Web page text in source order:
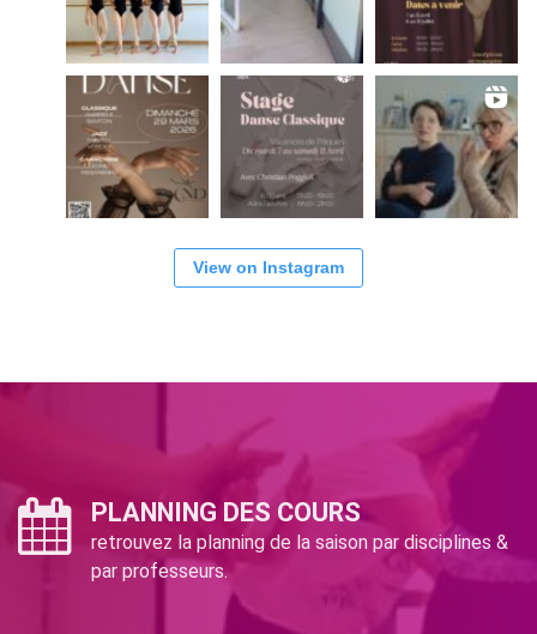
View on Instagram
PLANNING DES COURS
retrouvez la planning de la saison par disciplines &
par professeurs.